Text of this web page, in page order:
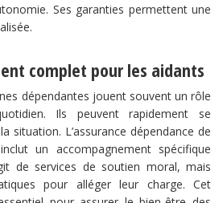
Ses garanties permettent une
complet pour les aidants
dépendantes jouent souvent un rôle
Ils peuvent rapidement se
situation. L’assurance dépendance de
un accompagnement spécifique
de services de soutien moral, mais
pour alléger leur charge. Cet